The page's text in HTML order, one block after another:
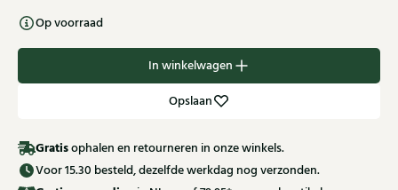
Op voorraad
In winkelwagen
Opslaan
Gratisophalen en retourneren in onze winkels.
Voor 15.30 besteld, dezelfde werkdag nog verzonden.